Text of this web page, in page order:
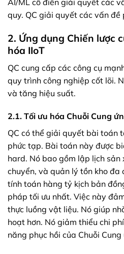
AI/ML cổ điển giải quyết các
quy. QC giải quyết các vấn đề
2. Ứng dụng Chiến lược
hóa IIoT
QC cung cấp các công cụ
quy trình công nghiệp cốt lõi.
và tăng hiệu suất.
2.1. Tối ưu hóa Chuỗi Cung
QC có thể giải quyết bài toán
phức tạp. Bài toán này được
hard. Nó bao gồm lập lịch
chuyển, và quản lý tồn kho đa
tính toán hàng tỷ kịch bản
pháp tối ưu nhất. Việc này
thực luồng vật liệu. Nó giúp
hoạt hơn. Nó giảm thiểu chi
năng phục hồi của Chuỗi Cung